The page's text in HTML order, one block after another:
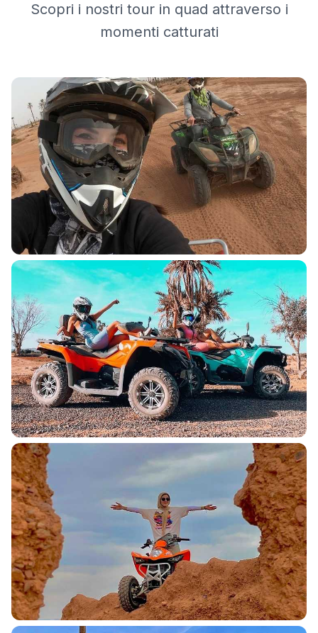
Scopri i nostri tour in quad attraverso i
momenti catturati